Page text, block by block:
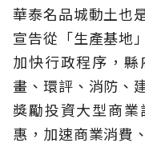
華泰名品城動土也
宣告從「生產基地
加快行政程序，
畫、環評、消防、
獎勵投資大型商
惠，加速商業消費